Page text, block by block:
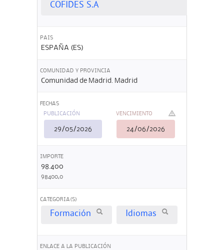
COFIDES S.A
PAIS
ESPAÑA (ES)
COMUNIDAD Y PROVINCIA
Comunidad de Madrid. Madrid
FECHAS
PUBLICACIÓN
29/05/2026
VENCIMIENTO
24/06/2026
IMPORTE
98.400
98400,0
CATEGORIA(S)
Formación Idiomas
ENLACE A LA PUBLICACIÓN